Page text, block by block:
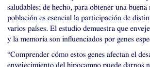
saludables; de hecho, para obtener una buena
población es esencial la participación de
varios países. El estudio demuestra que
y la memoria son influenciados por genes
“Comprender cómo estos genes afectan el
envejecimiento del hipocampo puede darnos